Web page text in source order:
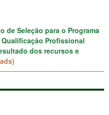
de Seleção para o Programa
Profissional
dos recursos e